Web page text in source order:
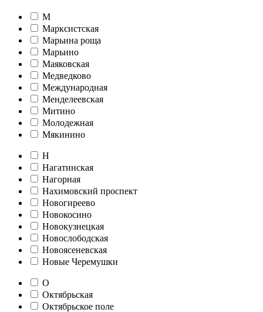
М
Марксистская
Марьина роща
Марьино
Маяковская
Медведково
Международная
Менделеевская
Митино
Молодежная
Мякинино
Н
Нагатинская
Нагорная
Нахимовский проспект
Новогиреево
Новокосино
Новокузнецкая
Новослободская
Новоясеневская
Новые Черемушки
О
Октябрьская
Октябрьское поле